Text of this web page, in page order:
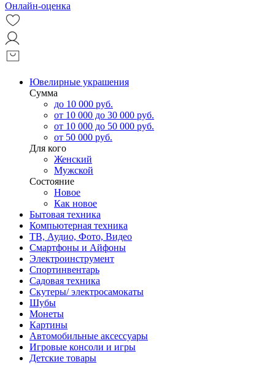
Онлайн-оценка
Ювелирные украшения
Сумма
до 10 000 руб.
от 10 000 до 30 000 руб.
от 10 000 до 50 000 руб.
от 50 000 руб.
Для кого
Женский
Мужской
Состояние
Новое
Как новое
Бытовая техника
Компьютерная техника
ТВ, Аудио, Фото, Видео
Смартфоны и Айфоны
Электроинструмент
Спортинвентарь
Садовая техника
Скутеры/ электросамокаты
Шубы
Монеты
Картины
Автомобильные аксессуары
Игровые консоли и игры
Детские товары